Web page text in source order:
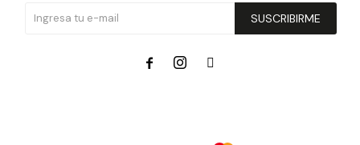
SUSCRIBIRME
  